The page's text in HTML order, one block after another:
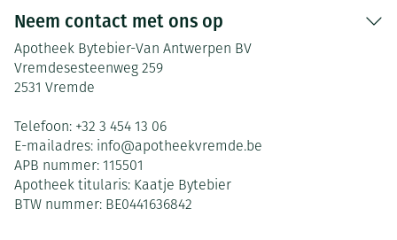
Neem contact met ons op
Apotheek Bytebier-Van Antwerpen BV
Vremdesesteenweg 259
2531 Vremde
Telefoon: +32 3 454 13 06
E-mailadres: info@apotheekvremde.be
APB nummer: 115501
Apotheek titularis: Kaatje Bytebier
BTW nummer: BE0441636842